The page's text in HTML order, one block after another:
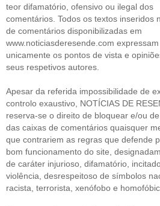
teor difamatório, ofensivo ou ilegal dos
comentários. Todos os textos inseridos
de comentários disponibilizadas em
www.noticiasderesende.com expressam
unicamente os pontos de vista e
seus respetivos autores.
Apesar da referida impossibilidade de
controlo exaustivo, NOTÍCIAS DE
reserva-se o direito de bloquear e/ou
das caixas de comentários quaisquer
que contrariem as regras que defende
bom funcionamento do site,
de caráter injurioso, difamatório,
violência, desrespeitoso de símbolos
racista, terrorista, xenófobo e